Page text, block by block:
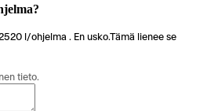
l/ohjelma . En usko.Tämä lienee se
tieto.